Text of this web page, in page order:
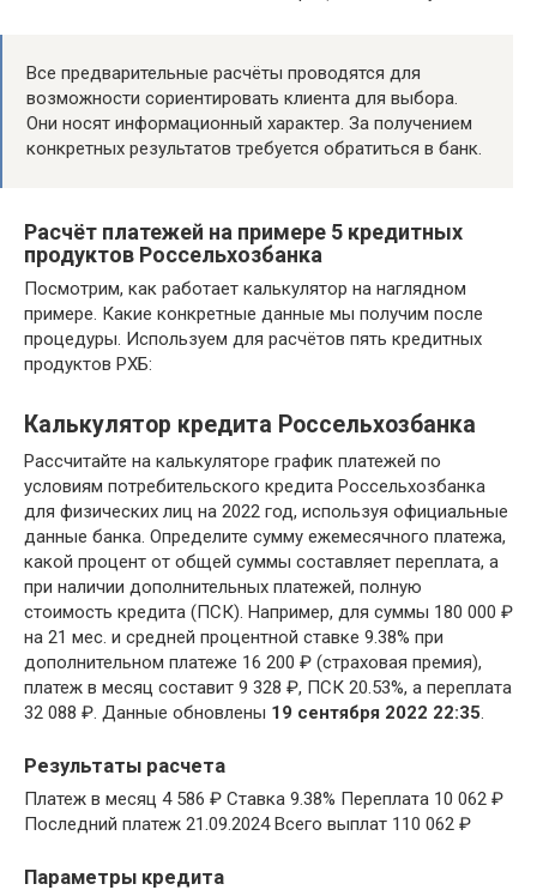
Все предварительные расчёты проводятся для
возможности сориентировать клиента для выбора.
Они носят информационный характер. За получением
конкретных результатов требуется обратиться в банк.
Расчёт платежей на примере 5 кредитных
продуктов Россельхозбанка
Посмотрим, как работает калькулятор на наглядном
примере. Какие конкретные данные мы получим после
процедуры. Используем для расчётов пять кредитных
продуктов РХБ:
Калькулятор кредита Россельхозбанка
Рассчитайте на калькуляторе график платежей по
условиям потребительского кредита Россельхозбанка
для физических лиц на 2022 год, используя официальные
данные банка. Определите сумму ежемесячного платежа,
какой процент от общей суммы составляет переплата, а
при наличии дополнительных платежей, полную
стоимость кредита (ПСК). Например, для суммы 180 000 ₽
на 21 мес. и средней процентной ставке 9.38% при
дополнительном платеже 16 200 ₽ (страховая премия),
платеж в месяц составит 9 328 ₽, ПСК 20.53%, а переплата
32 088 ₽. Данные обновлены 19 сентября 2022 22:35.
Результаты расчета
Платеж в месяц 4 586 ₽ Ставка 9.38% Переплата 10 062 ₽
Последний платеж 21.09.2024 Всего выплат 110 062 ₽
Параметры кредита